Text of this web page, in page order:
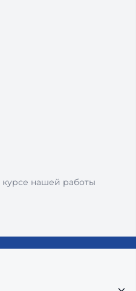
нашей работы